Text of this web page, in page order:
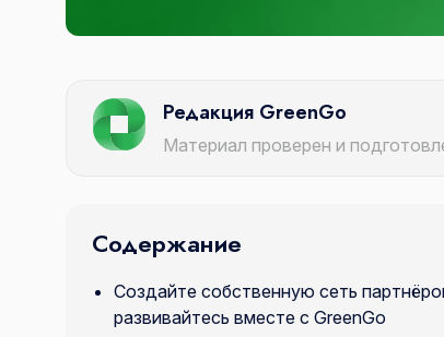
Редакция GreenGo
Материал проверен и
Содержание
Создайте собственную сеть
развивайтесь вместе с GreenGo